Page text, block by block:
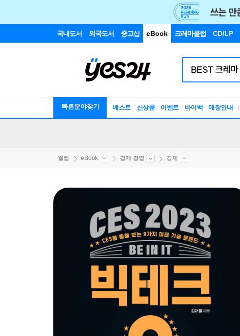
국내도서 외국도서 중고샵 eBook 크레마클럽 CD/LP
빠른분야찾기 베스트 신상품 이벤트 바이백 매장안내
웰컴 eBook 경제 경영 경제